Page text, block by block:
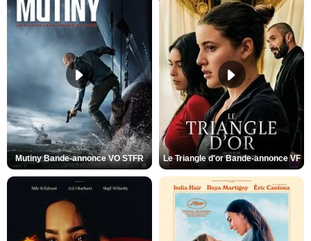
Mutiny Bande-annonce VO STFR Le Triangle d'or Bande-annonce VF